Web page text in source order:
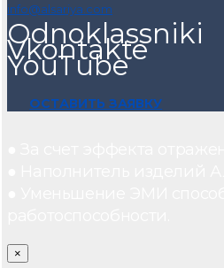
info@alsariya.com
Odnoklassniki
Vkontakte
YouTube
ОСТАВИТЬ ЗАЯВКУ
×